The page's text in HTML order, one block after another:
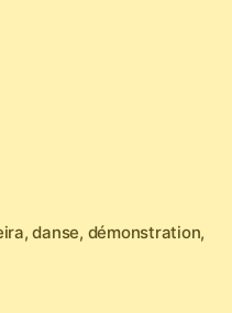
,danse, démonstration,